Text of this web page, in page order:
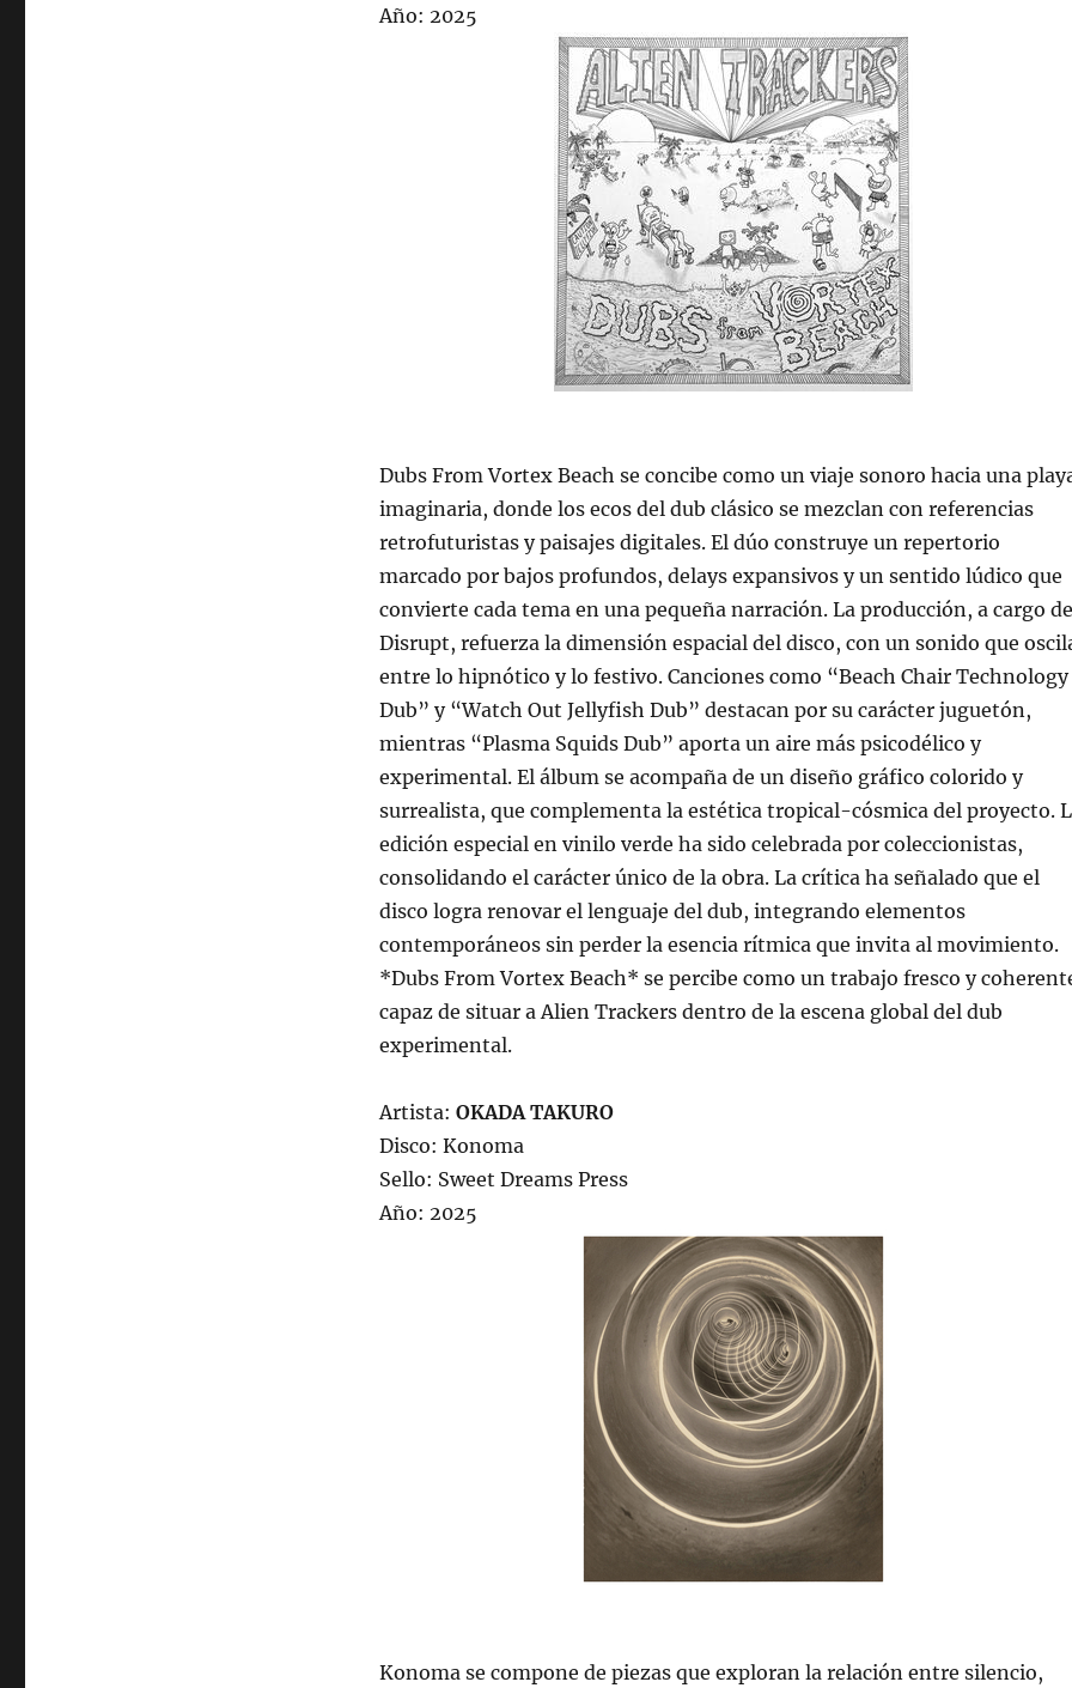
Año: 2025
Dubs From Vortex Beach se concibe como un viaje sonoro hacia una
imaginaria, donde los ecos del dub clásico se mezclan con referencias
retrofuturistas y paisajes digitales. El dúo construye un repertorio
marcado por bajos profundos, delays expansivos y un sentido lúdico que
convierte cada tema en una pequeña narración. La producción, a cargo de
Disrupt, refuerza la dimensión espacial del disco, con un sonido que
entre lo hipnótico y lo festivo. Canciones como “Beach Chair Technology
Dub” y “Watch Out Jellyfish Dub” destacan por su carácter juguetón,
mientras “Plasma Squids Dub” aporta un aire más psicodélico y
experimental. El álbum se acompaña de un diseño gráfico colorido y
surrealista, que complementa la estética tropical-cósmica del proyecto.
edición especial en vinilo verde ha sido celebrada por coleccionistas,
consolidando el carácter único de la obra. La crítica ha señalado que el
disco logra renovar el lenguaje del dub, integrando elementos
contemporáneos sin perder la esencia rítmica que invita al movimiento.
*Dubs From Vortex Beach* se percibe como un trabajo fresco y
capaz de situar a Alien Trackers dentro de la escena global del dub
experimental.
Artista: OKADA TAKURO
Disco: Konoma
Sello: Sweet Dreams Press
Año: 2025
Konoma se compone de piezas que exploran la relación entre silencio,